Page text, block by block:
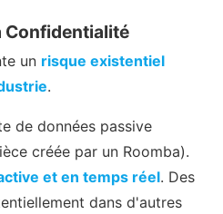
Confidentialité
un risque existentiel
.
de données passive
créée par un Roomba).
et en temps réel. Des
dans d'autres